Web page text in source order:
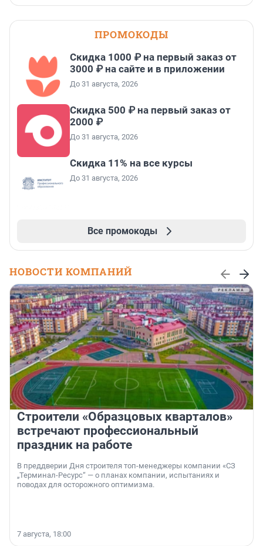
ПРОМОКОДЫ
Скидка 1000 ₽ на первый заказ от
3000 ₽ на сайте и в приложении
До 31 августа, 2026
Скидка 500 ₽ на первый заказ от
2000 ₽
До 31 августа, 2026
Скидка 11% на все курсы
До 31 августа, 2026
Все промокоды
НОВОСТИ КОМПАНИЙ
Строители «Образцовых кварталов»
встречают профессиональный
праздник на работе
В преддверии Дня строителя топ-менеджеры компании «СЗ
„Терминал-Ресурс“ — о планах компании, испытаниях и
поводах для осторожного оптимизма.
7 августа, 18:00